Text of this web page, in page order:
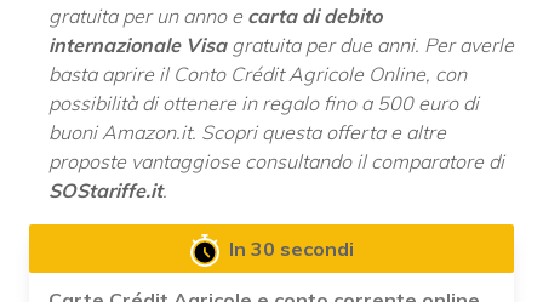
gratuita per un anno e carta di debito
internazionale Visagratuita per due anni. Per averle
basta aprire il Conto Crédit Agricole Online, con
possibilità di ottenere in regalo fino a 500 euro di
buoni Amazon.it. Scopri questa offerta e altre
proposte vantaggiose consultando il comparatore di
SOStariffe.it.
In 30 secondi